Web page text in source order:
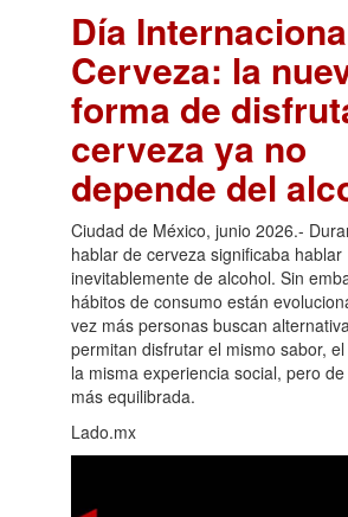
Día
Cerveza: la
forma de
cerveza ya no
depende del
Ciudad de México, junio 2026.-
hablar de cerveza significaba hablar
inevitablemente de alcohol. Sin
hábitos de consumo están
vez más personas buscan
permitan disfrutar el mismo sabor,
la misma experiencia social, pero
más equilibrada.
Lado.mx